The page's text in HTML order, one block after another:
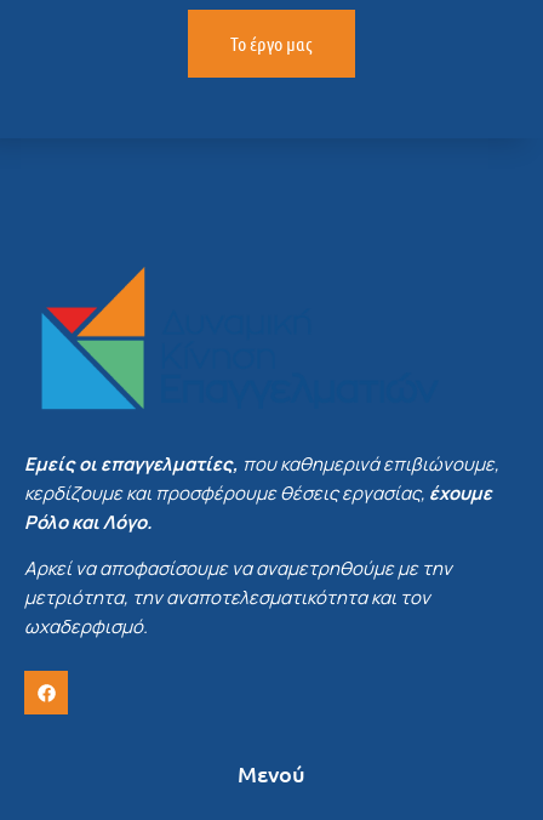
Το έργο μας
Εμείς οι επαγγελματίες, που καθημερινά επιβιώνουμε,
κερδίζουμε και προσφέρουμε θέσεις εργασίας, έχουμε
Ρόλο και Λόγο.
Αρκεί να αποφασίσουμε να αναμετρηθούμε με την
μετριότητα, την αναποτελεσματικότητα και τον
ωχαδερφισμό.
Μενού